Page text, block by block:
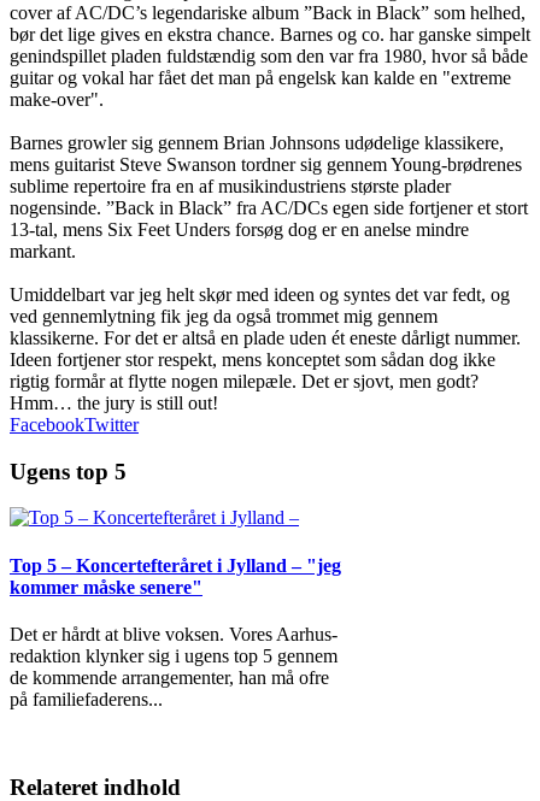
cover af AC/DC’s legendariske album ”Back in Black” som helhed,
bør det lige gives en ekstra chance. Barnes og co. har ganske simpelt
genindspillet pladen fuldstændig som den var fra 1980, hvor så både
guitar og vokal har fået det man på engelsk kan kalde en "extreme
make-over".
Barnes growler sig gennem Brian Johnsons udødelige klassikere,
mens guitarist Steve Swanson tordner sig gennem Young-brødrenes
sublime repertoire fra en af musikindustriens største plader
nogensinde. ”Back in Black” fra AC/DCs egen side fortjener et stort
13-tal, mens Six Feet Unders forsøg dog er en anelse mindre
markant.
Umiddelbart var jeg helt skør med ideen og syntes det var fedt, og
ved gennemlytning fik jeg da også trommet mig gennem
klassikerne. For det er altså en plade uden ét eneste dårligt nummer.
Ideen fortjener stor respekt, mens konceptet som sådan dog ikke
rigtig formår at flytte nogen milepæle. Det er sjovt, men godt?
Hmm… the jury is still out!
FacebookTwitter
Ugens top 5
Top 5 – Koncertefteråret i Jylland – "jeg
kommer måske senere"
Det er hårdt at blive voksen. Vores Aarhus-
redaktion klynker sig i ugens top 5 gennem
de kommende arrangementer, han må ofre
på familiefaderens...
Relateret indhold